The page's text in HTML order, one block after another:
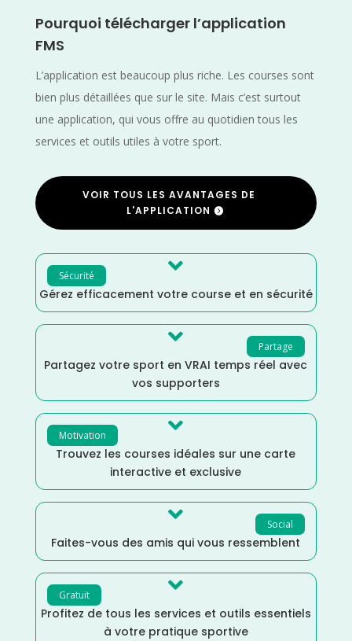
Pourquoi télécharger l’application
FMS
L’application est beaucoup plus riche. Les courses sont
bien plus détaillées que sur le site. Mais c’est surtout
une application, qui vous offre au quotidien tous les
services et outils utiles à votre sport.
VOIR TOUS LES AVANTAGES DE
L'APPLICATION
Sécurité 
Gérez efficacement votre course et en sécurité
Partage

Partagez votre sport en VRAI temps réel avec
vos supporters
Motivation 
Trouvez les courses idéales sur une carte
interactive et exclusive
Social

Faites-vous des amis qui vous ressemblent
Gratuit 
Profitez de tous les services et outils essentiels
à votre pratique sportive